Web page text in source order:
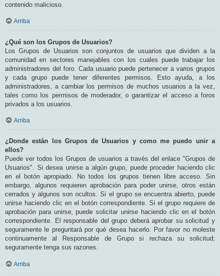
contenido malicioso.
Arriba
¿Qué son los Grupos de Usuarios?
Los Grupos de Usuarios son conjuntos de usuarios que dividen a la
comunidad en sectores manejables con los cuales puede trabajar los
administradores del foro. Cada usuario puede pertenecer a varios grupos
y cada grupo puede tener diferentes permisos. Esto ayuda, a los
administradores, a cambiar los permisos de muchos usuarios a la vez,
tales como los permisos de moderador, o garantizar el acceso a foros
privados a los usuarios.
Arriba
¿Donde están los Grupos de Usuarios y como me puedo unir a
ellos?
Puede ver todos los Grupos de usuarios a través del enlace "Grupos de
Usuarios". Si desea unirse a algún grupo, puede proceder haciendo clic
en el botón apropiado. No todos los grupos tienen libre acceso. Sin
embargo, algunos requieren aprobación para poder unirse, otros están
cerrados y algunos son ocultos. Si el grupo se encuentra abierto, puede
unirse haciendo clic en el botón correspondiente. Si el grupo requiere de
aprobación para unirse, puede solicitar unirse haciendo clic en el botón
correspondiente. El responsable del grupo deberá aprobar su solicitud y
seguramente le preguntará por qué desea hacerlo. Por favor no moleste
continuamente al Responsable de Grupo si rechaza su solicitud;
seguramente tenga sus razones.
Arriba